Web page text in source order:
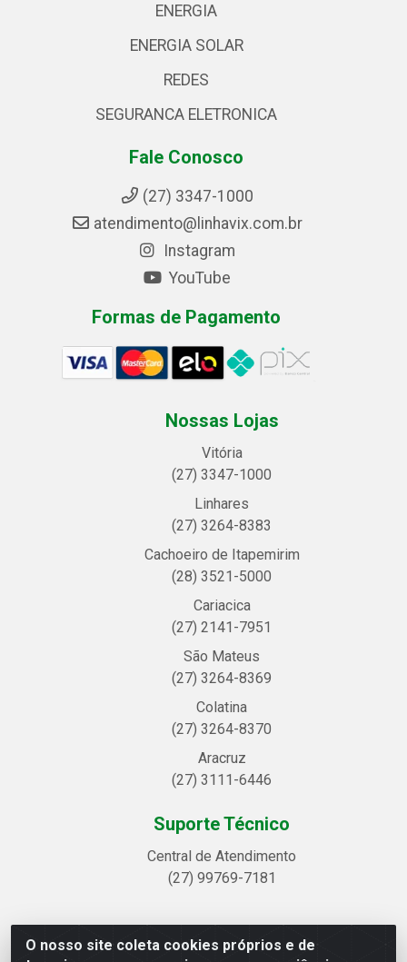
O nosso site coleta cookies próprios e de
ENERGIA
ENERGIA SOLAR
REDES
SEGURANCA ELETRONICA
Fale Conosco
(27) 3347-1000
atendimento@linhavix.com.br
Instagram
YouTube
Formas de Pagamento
Nossas Lojas
Vitória
(27) 3347-1000
Linhares
(27) 3264-8383
Cachoeiro de Itapemirim
(28) 3521-5000
Cariacica
(27) 2141-7951
São Mateus
(27) 3264-8369
Colatina
(27) 3264-8370
Aracruz
(27) 3111-6446
Suporte Técnico
Central de Atendimento
(27) 99769-7181
Linhavix Distribuidora LTDA - Avenida Alegre, 2521 -